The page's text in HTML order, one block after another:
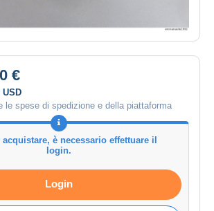
€
USD
le spese di spedizione e della piattaforma
acquistare, è necessario effettuare il
login.
Login